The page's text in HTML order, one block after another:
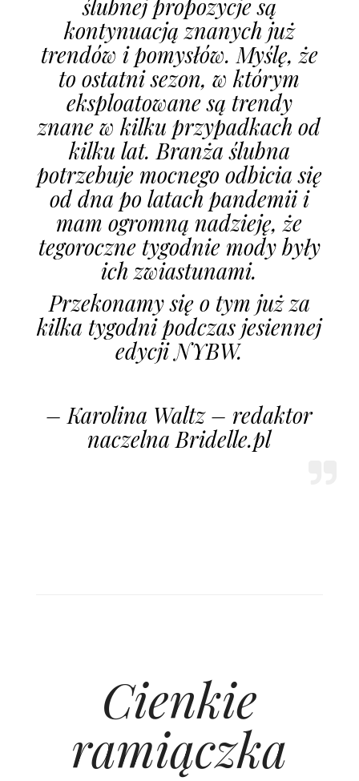
ślubnej propozycje są
kontynuacją znanych już
trendów i pomysłów. Myślę, że
to ostatni sezon, w którym
eksploatowane są trendy
znane w kilku przypadkach od
kilku lat. Branża ślubna
potrzebuje mocnego odbicia się
od dna po latach pandemii i
mam ogromną nadzieję, że
tegoroczne tygodnie mody były
ich zwiastunami.
Przekonamy się o tym już za
kilka tygodni podczas jesiennej
edycji NYBW.
– Karolina Waltz – redaktor
naczelna Bridelle.pl
Cienkie
ramiączka